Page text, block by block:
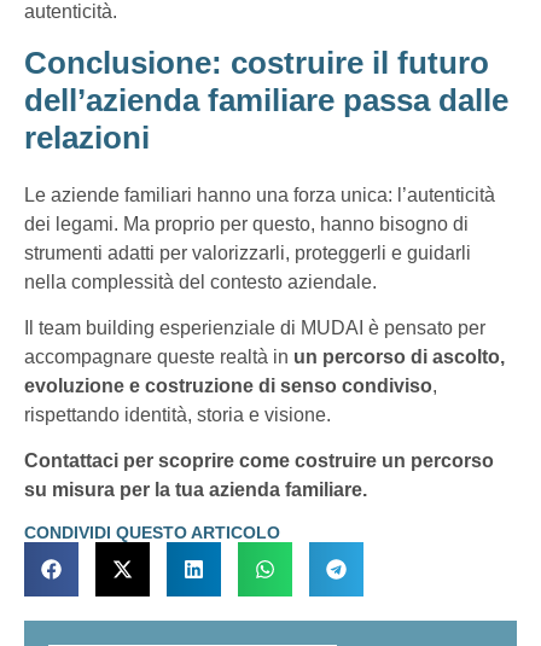
autenticità.
Conclusione: costruire il futuro
dell’azienda familiare passa dalle
relazioni
Le aziende familiari hanno una forza unica: l’autenticità
dei legami. Ma proprio per questo, hanno bisogno di
strumenti adatti per valorizzarli, proteggerli e guidarli
nella complessità del contesto aziendale.
Il team building esperienziale di MUDAI è pensato per
accompagnare queste realtà in un percorso di ascolto,
evoluzione e costruzione di senso condiviso,
rispettando identità, storia e visione.
Contattaci per scoprire come costruire un percorso
su misura per la tua azienda familiare.
CONDIVIDI QUESTO ARTICOLO